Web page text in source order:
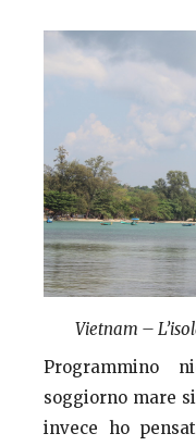
Vietnam –
Programmino
soggiorno mare
invece ho